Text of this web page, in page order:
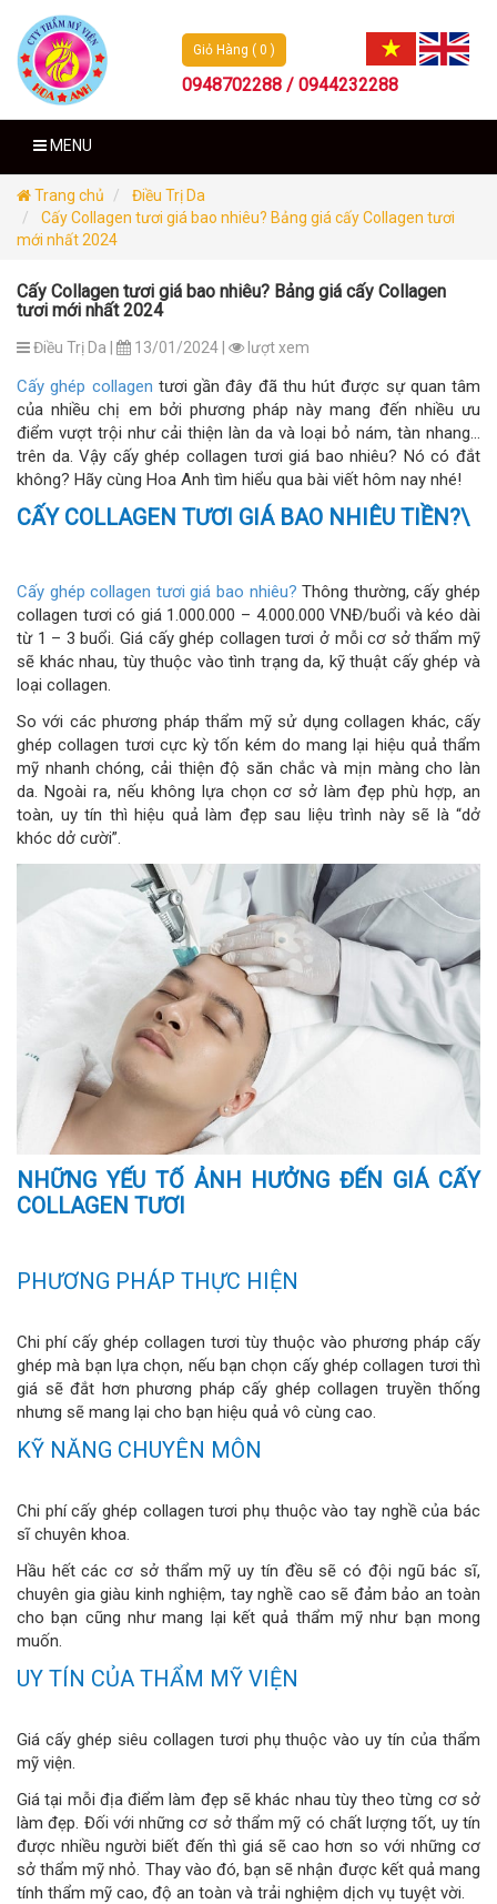
Giỏ Hàng ( 0 )
0948702288 / 0944232288
MENU
Trang chủ
Điều Trị Da
Cấy Collagen tươi giá bao nhiêu? Bảng giá cấy Collagen tươi
mới nhất 2024
Cấy Collagen tươi giá bao nhiêu? Bảng giá cấy Collagen
tươi mới nhất 2024
Điều Trị Da | 13/01/2024 | lượt xem
Cấy ghép collagen tươi gần đây đã thu hút được sự quan tâm
của nhiều chị em bởi phương pháp này mang đến nhiều ưu
điểm vượt trội như cải thiện làn da và loại bỏ nám, tàn nhang…
trên da. Vậy cấy ghép collagen tươi giá bao nhiêu? Nó có đắt
không? Hãy cùng Hoa Anh tìm hiểu qua bài viết hôm nay nhé!
CẤY COLLAGEN TƯƠI GIÁ BAO NHIÊU TIỀN?\
Cấy ghép collagen tươi giá bao nhiêu? Thông thường, cấy ghép
collagen tươi có giá 1.000.000 – 4.000.000 VNĐ/buổi và kéo dài
từ 1 – 3 buổi. Giá cấy ghép collagen tươi ở mỗi cơ sở thẩm mỹ
sẽ khác nhau, tùy thuộc vào tình trạng da, kỹ thuật cấy ghép và
loại collagen.
So với các phương pháp thẩm mỹ sử dụng collagen khác, cấy
ghép collagen tươi cực kỳ tốn kém do mang lại hiệu quả thẩm
mỹ nhanh chóng, cải thiện độ săn chắc và mịn màng cho làn
da. Ngoài ra, nếu không lựa chọn cơ sở làm đẹp phù hợp, an
toàn, uy tín thì hiệu quả làm đẹp sau liệu trình này sẽ là “dở
khóc dở cười”.
NHỮNG YẾU TỐ ẢNH HƯỞNG ĐẾN GIÁ CẤY
COLLAGEN TƯƠI
PHƯƠNG PHÁP THỰC HIỆN
Chi phí cấy ghép collagen tươi tùy thuộc vào phương pháp cấy
ghép mà bạn lựa chọn, nếu bạn chọn cấy ghép collagen tươi thì
giá sẽ đắt hơn phương pháp cấy ghép collagen truyền thống
nhưng sẽ mang lại cho bạn hiệu quả vô cùng cao.
KỸ NĂNG CHUYÊN MÔN
Chi phí cấy ghép collagen tươi phụ thuộc vào tay nghề của bác
sĩ chuyên khoa.
Hầu hết các cơ sở thẩm mỹ uy tín đều sẽ có đội ngũ bác sĩ,
chuyên gia giàu kinh nghiệm, tay nghề cao sẽ đảm bảo an toàn
cho bạn cũng như mang lại kết quả thẩm mỹ như bạn mong
muốn.
UY TÍN CỦA THẨM MỸ VIỆN
Giá cấy ghép siêu collagen tươi phụ thuộc vào uy tín của thẩm
mỹ viện.
Giá tại mỗi địa điểm làm đẹp sẽ khác nhau tùy theo từng cơ sở
làm đẹp. Đối với những cơ sở thẩm mỹ có chất lượng tốt, uy tín
được nhiều người biết đến thì giá sẽ cao hơn so với những cơ
sở thẩm mỹ nhỏ. Thay vào đó, bạn sẽ nhận được kết quả mang
tính thẩm mỹ cao, độ an toàn và trải nghiệm dịch vụ tuyệt vời.